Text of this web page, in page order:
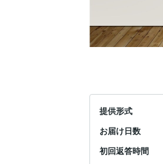
提供形式
お届け日数
初回返答時間